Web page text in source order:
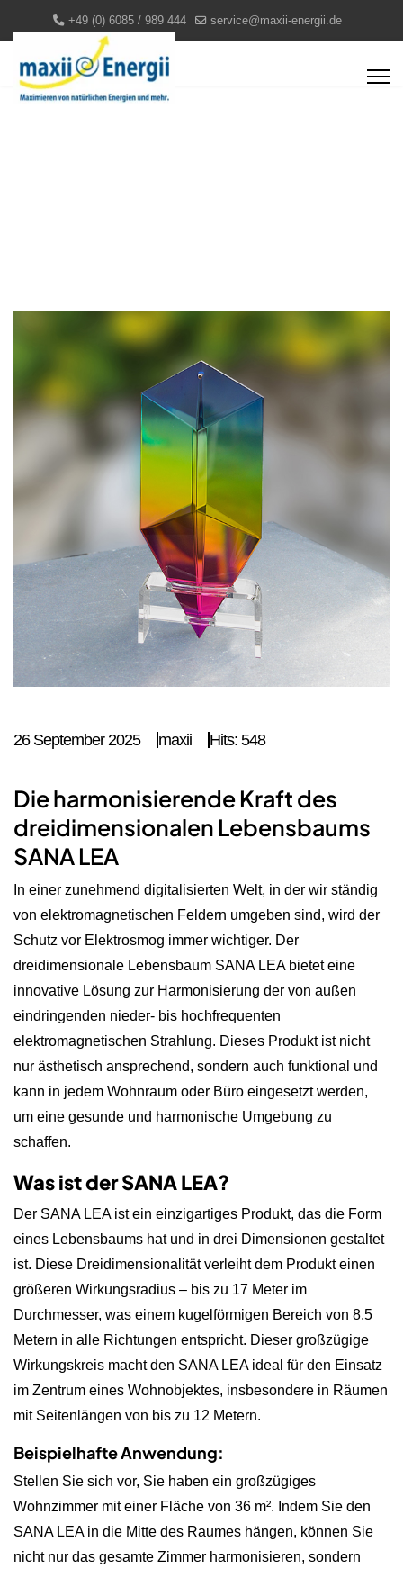
+49 (0) 6085 / 989 444 service@maxii-energii.de
26 September 2025 maxii Hits: 548
Die harmonisierende Kraft des
dreidimensionalen Lebensbaums
SANA LEA
In einer zunehmend digitalisierten Welt, in der wir ständig
von elektromagnetischen Feldern umgeben sind, wird der
Schutz vor Elektrosmog immer wichtiger. Der
dreidimensionale Lebensbaum SANA LEA bietet eine
innovative Lösung zur Harmonisierung der von außen
eindringenden nieder- bis hochfrequenten
elektromagnetischen Strahlung. Dieses Produkt ist nicht
nur ästhetisch ansprechend, sondern auch funktional und
kann in jedem Wohnraum oder Büro eingesetzt werden,
um eine gesunde und harmonische Umgebung zu
schaffen.
Was ist der SANA LEA?
Der SANA LEA ist ein einzigartiges Produkt, das die Form
eines Lebensbaums hat und in drei Dimensionen gestaltet
ist. Diese Dreidimensionalität verleiht dem Produkt einen
größeren Wirkungsradius – bis zu 17 Meter im
Durchmesser, was einem kugelförmigen Bereich von 8,5
Metern in alle Richtungen entspricht. Dieser großzügige
Wirkungskreis macht den SANA LEA ideal für den Einsatz
im Zentrum eines Wohnobjektes, insbesondere in Räumen
mit Seitenlängen von bis zu 12 Metern.
Beispielhafte Anwendung:
Stellen Sie sich vor, Sie haben ein großzügiges
Wohnzimmer mit einer Fläche von 36 m². Indem Sie den
SANA LEA in die Mitte des Raumes hängen, können Sie
nicht nur das gesamte Zimmer harmonisieren, sondern